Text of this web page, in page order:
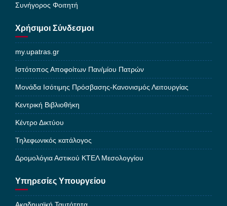
Συνήγορος Φοιτητή
Χρήσιμοι Σύνδεσμοι
my.upatras.gr
Ιστότοπος Αποφοίτων Παν/μίου Πατρών
Μονάδα Ισότιμης Πρόσβασης-Κανονισμός Λειτουργίας
Κεντρική Βιβλιοθήκη
Κέντρο Δικτύου
Τηλεφωνικός κατάλογος
Δρομολόγια Αστικού ΚΤΕΛ Μεσολογγίου
Υπηρεσίες Υπουργείου
Ακαδημαϊκή Ταυτότητα